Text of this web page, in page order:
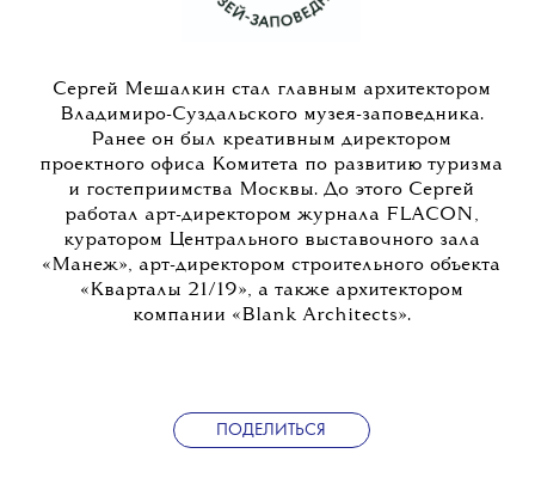
Сергей Мешалкин стал главным архитектором
Владимиро-Суздальского музея-заповедника.
Ранее он был креативным директором
проектного офиса Комитета по развитию туризма
и гостеприимства Москвы. До этого Сергей
работал арт-директором журнала FLACON,
куратором Центрального выставочного зала
«Манеж», арт-директором строительного объекта
«Кварталы 21/19», а также архитектором
компании «Blank Architects».
ПОДЕЛИТЬСЯ